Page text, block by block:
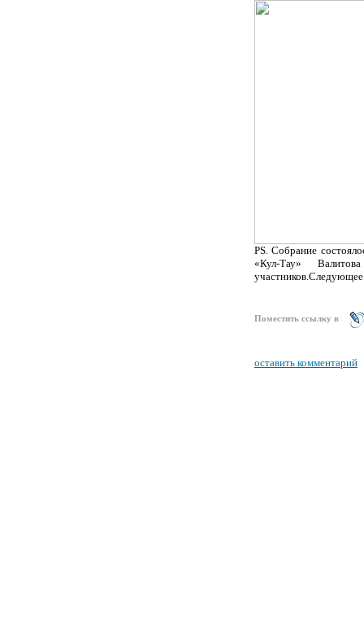
РS . Собрание
«Кул-Тау»
участников. Следующее
Поместить ссылку в
оставить комментарий